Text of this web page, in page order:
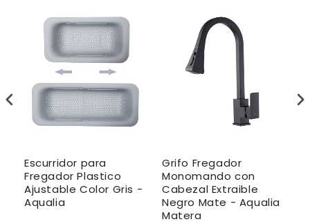
Escurridor para
Fregador Plastico
Ajustable Color Gris -
Aqualia
Grifo Fregador
Monomando con
Cabezal Extraible
Negro Mate - Aqualia
Matera